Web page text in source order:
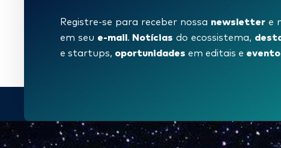
Registre-se para receber nossa newsletter e
em seu e-mail. Notícias do ecossistema,
e startups, oportunidades em editais e